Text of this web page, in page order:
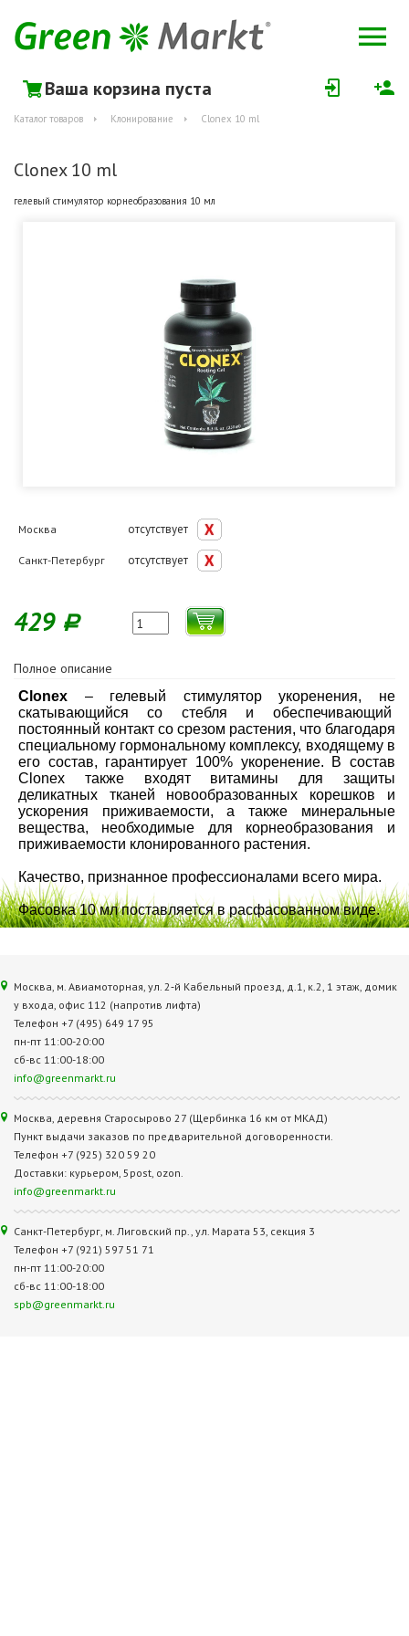
Ваша корзина пуста
Каталог товаров Клонирование Clonex 10 ml
Clonex 10 ml
гелевый стимулятор корнеобразования 10 мл
Москва отсутствует
Санкт-Петербург отсутствует
429 Р
Полное описание
Clonex – гелевый стимулятор укоренения, не
скатывающийся со стебля и обеспечивающий
постоянный контакт со срезом растения, что благодаря
специальному гормональному комплексу, входящему в
его состав, гарантирует 100% укоренение. В состав
Clonex также входят витамины для защиты
деликатных тканей новообразованных корешков и
ускорения приживаемости, а также минеральные
вещества, необходимые для корнеобразования и
приживаемости клонированного растения.
Качество, признанное профессионалами всего мира.
Фасовка 10 мл поставляется в расфасованном виде.
Москва, м. Авиамоторная, ул. 2‑й Кабельный проезд, д.1, к.2, 1 этаж, домик
у входа, офис 112 (напротив лифта)
Телефон +7 (495) 649 17 95
пн-пт 11:00-20:00
сб-вс 11:00-18:00
info@greenmarkt.ru
Москва, деревня Старосырово 27 (Щербинка 16 км от МКАД)
Пункт выдачи заказов по предварительной договоренности.
Телефон +7 (925) 320 59 20
Доставки: курьером, 5post, ozon.
info@greenmarkt.ru
Санкт-Петербург, м. Лиговский пр., ул. Марата 53, секция 3
Телефон +7 (921) 597 51 71
пн-пт 11:00-20:00
сб-вс 11:00-18:00
spb@greenmarkt.ru